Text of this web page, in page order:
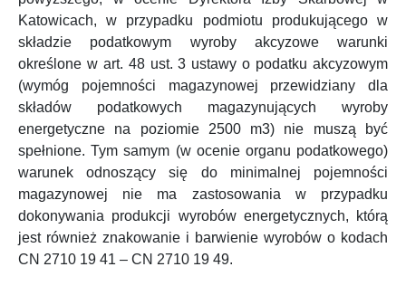
Katowicach, w przypadku podmiotu produkującego w
składzie podatkowym wyroby akcyzowe warunki
określone w art. 48 ust. 3 ustawy o podatku akcyzowym
(wymóg pojemności magazynowej przewidziany dla
składów podatkowych magazynujących wyroby
energetyczne na poziomie 2500 m3) nie muszą być
spełnione. Tym samym (w ocenie organu podatkowego)
warunek odnoszący się do minimalnej pojemności
magazynowej nie ma zastosowania w przypadku
dokonywania produkcji wyrobów energetycznych, którą
jest również znakowanie i barwienie wyrobów o kodach
CN 2710 19 41 – CN 2710 19 49.